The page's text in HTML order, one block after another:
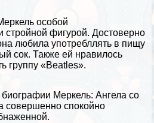
особой
стройной фигурой. Достоверно
любила употрeбллять в пищу
сок. Также ей нравилось
группу «Beatles».
Меркель: Ангела со
совершенно спокойно